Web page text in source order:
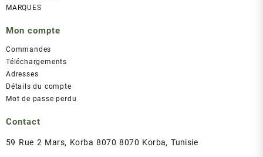
MARQUES
Mon compte
Commandes
Téléchargements
Adresses
Détails du compte
Mot de passe perdu
Contact
59 Rue 2 Mars, Korba 8070 8070 Korba, Tunisie